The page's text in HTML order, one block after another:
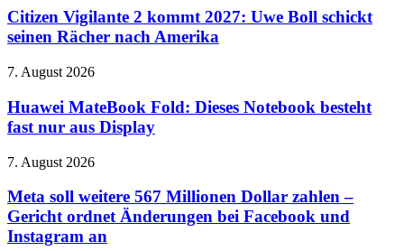
Must
Go“
22.
2
kommt
2027:
Boll
seinen
Rächer
Amerika
Citizen Vigilante 2 kommt 2027: Uwe Boll schickt
seinen Rächer nach Amerika
Huawei
Fold:
Dieses
Notebook
fast
aus
Display
7. August 2026
Huawei MateBook Fold: Dieses Notebook besteht
fast nur aus Display
Meta
weitere
567
Millionen
Dollar
7. August 2026
Meta soll weitere 567 Millionen Dollar zahlen –
Gericht ordnet Änderungen bei Facebook und
Instagram an